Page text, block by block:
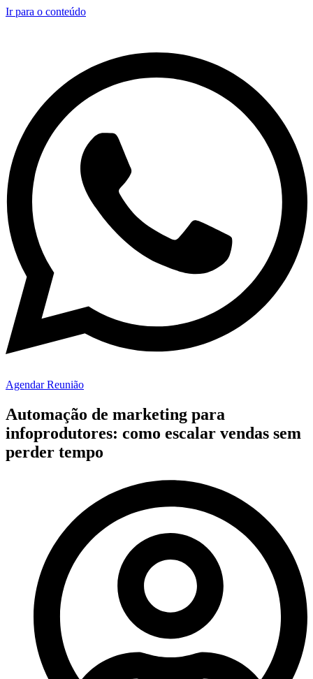
Ir para o conteúdo
Agendar Reunião
Automação de marketing para
infoprodutores: como escalar vendas sem
perder tempo